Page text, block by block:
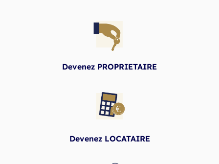
{brandName}
Devenez PROPRIETAIRE
Devenez LOCATAIRE